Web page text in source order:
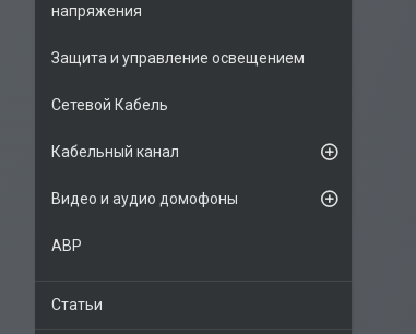
напряжения
Защита и управление освещением
Сетевой Кабель
Кабельный канал
Видео и аудио домофоны
АВР
Статьи